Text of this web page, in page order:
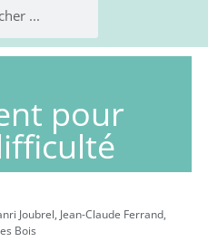
pour
Joubrel, Jean-Claude Ferrand,
Bois